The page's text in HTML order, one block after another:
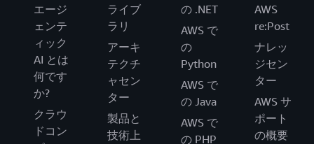
エージ
ェンテ
ィック
AI とは
何です
か?
クラウ
ドコン
ライブ
ラリ
アーキ
テクチ
ャセン
ター
製品と
技術上
の .NET
AWS で
の
Python
AWS で
の Java
AWS で
の PHP
AWS
re:Post
ナレッ
ジセン
ター
AWS サ
ポート
の概要